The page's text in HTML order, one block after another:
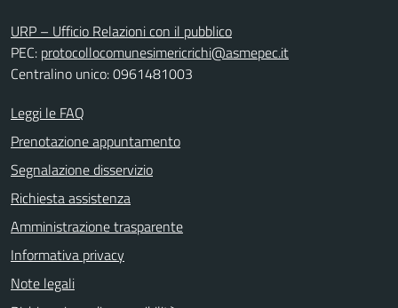
URP – Ufficio Relazioni con il pubblico
PEC: protocollocomunesimericrichi@asmepec.it
Centralino unico: 0961481003
Leggi le FAQ
Prenotazione appuntamento
Segnalazione disservizio
Richiesta assistenza
Amministrazione trasparente
Informativa privacy
Note legali